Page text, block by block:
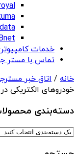
خدمات
تماس با مستر
خانه / اتاق خبر
خودروهای الکتریکی
دسته‌بندی‌